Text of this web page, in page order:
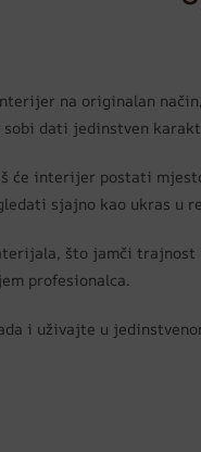
na originalan
sobi dati jedinstven
će interijer postati
sjajno kao ukras u
što jamči
profesionalca.
i uživajte u